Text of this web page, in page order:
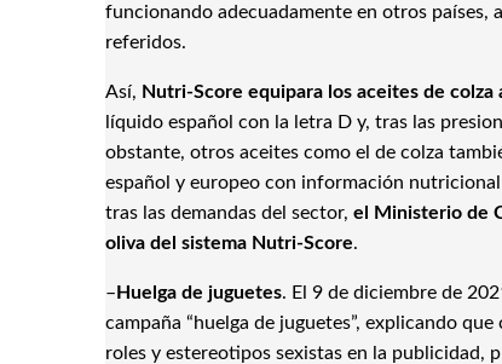
funcionando adecuadamente en otros países,
referidos.
Así, Nutri-Score equipara los aceites de colza
líquido español con la letra D y, tras las
obstante, otros aceites como el de colza
español y europeo con información
tras las demandas del sector, el Ministerio de
oliva del sistema Nutri-Score.
–Huelga de juguetes. El 9 de diciembre de
campaña “huelga de juguetes”, explicando
roles y estereotipos sexistas en la publicidad,